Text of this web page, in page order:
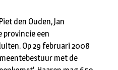
den Ouden, Jan
provincie een
Op 29 februari 2008
met de